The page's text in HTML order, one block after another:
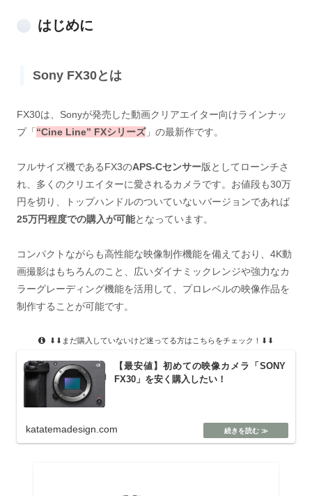
はじめに
Sony FX30とは
FX30は、Sonyが発売した動画クリアエイター向けラインナッ
プ「 “Cine Line” FXシリーズ」の最新作です。
フルサイズ機であるFX3のAPS-Cセンサー版としてローンチさ
れ、多くのクリエイターに愛されるカメラです。お値段も30万
円を切り、トップハンドルのついていないバージョンであれば
25万円程度での購入が可能となっています。
コンパクトながらも高性能な映像制作機能を備えており、4K動
画撮影はもちろんのこと、広いダイナミックレンジや強力なカ
ラーグレーディング機能を活用して、プロレベルの映像作品を
制作することが可能です。
⬇︎⬇︎まだ購入していないけど迷ってる方はこちらをチェック！⬇︎⬇︎
【最安値】初めての映像カメラ「SONY
FX30」を安く購入したい！
katatemadesign.com